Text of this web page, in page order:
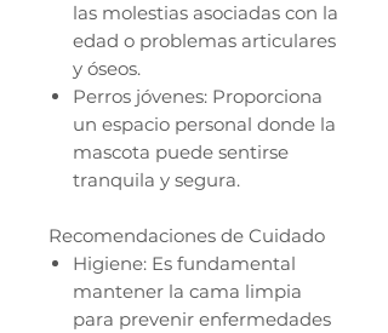
las molestias asociadas con la
edad o problemas articulares
y óseos.
Perros jóvenes: Proporciona
un espacio personal donde la
mascota puede sentirse
tranquila y segura.
Recomendaciones de Cuidado
Higiene: Es fundamental
mantener la cama limpia
para prevenir enfermedades